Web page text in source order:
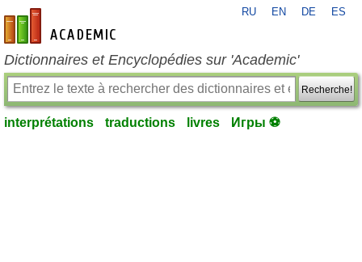
fr-academic.com
RU EN DE ES
Dictionnaires et Encyclopédies sur 'Academic'
Recherche!
interprétations traductions livres Игры ⚽